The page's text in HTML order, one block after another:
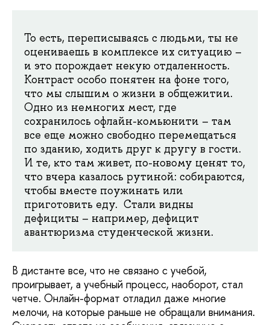
То есть, переписываясь с людьми, ты не
оцениваешь в комплексе их ситуацию –
и это порождает некую отдаленность.
Контраст особо понятен на фоне того,
что мы слышим о жизни в общежитии.
Одно из немногих мест, где
сохранилось офлайн-комьюнити – там
все еще можно свободно перемещаться
по зданию, ходить друг к другу в гости.
И те, кто там живет, по-новому ценят то,
что вчера казалось рутиной: собираются,
чтобы вместе поужинать или
приготовить еду. Стали видны
дефициты – например, дефицит
авантюризма студенческой жизни.
В дистанте все, что не связано с учебой,
проигрывает, а учебный процесс, наоборот, стал
четче. Онлайн-формат отладил даже многие
мелочи, на которые раньше не обращали внимания.